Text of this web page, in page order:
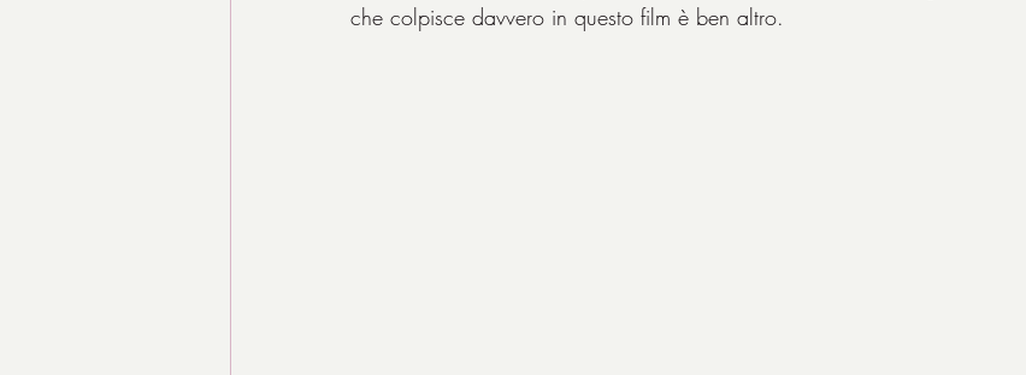
che colpisce davvero in questo film è ben altro.